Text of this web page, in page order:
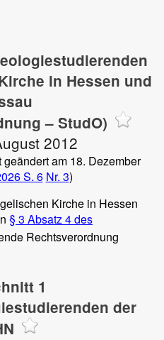
in Hessen und
– StudO)
2012
geändert am 18. Dezember
S. 6 Nr. 3)
Kirche in Hessen
§ 3 Absatz 4 des
Rechtsverordnung
1
der